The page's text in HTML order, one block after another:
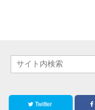
Twitter